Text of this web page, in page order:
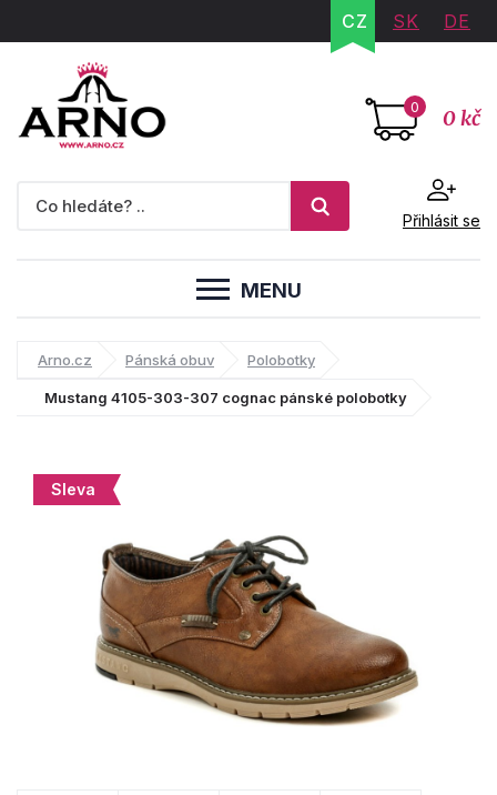
CZ SK DE
0 0 kč
Přihlásit se
MENU
Arno.cz Pánská obuv Polobotky
Mustang 4105-303-307 cognac pánské polobotky
Sleva